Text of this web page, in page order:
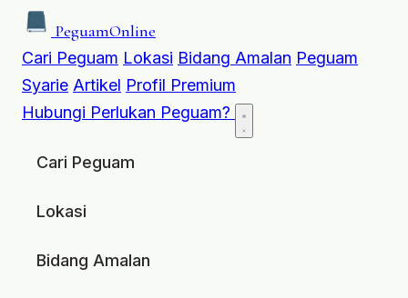
PeguamOnline
Cari Peguam Lokasi Bidang Amalan Peguam
Syarie Artikel Profil Premium
Hubungi Perlukan Peguam?
Cari Peguam
Lokasi
Bidang Amalan